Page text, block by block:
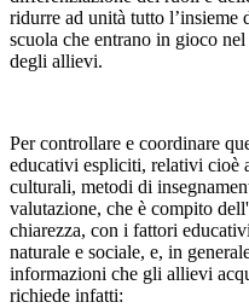
ridurre ad unità tutto l’insieme
scuola che entrano in gioco
degli allievi.
Per controllare e coordinare
educativi espliciti, relativi cioè
culturali, metodi di
valutazione, che è compito
chiarezza, con i fattori
naturale e sociale, e, in
informazioni che gli allievi
richiede infatti: